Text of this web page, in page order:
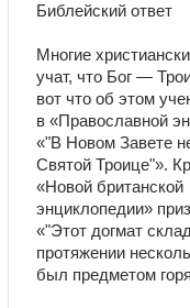
Библейский ответ
Многие
учат, что Бог —
вот что об этом
в «Православной
«"В Новом Завете
Святой Троице"».
«Новой британской
энциклопедии»
«"Этот догмат
протяжении
был предметом